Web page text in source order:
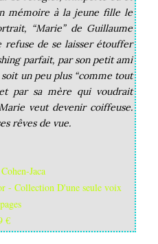
mémoire à la jeune fille le
“Marie” de Guillaume
de se laisser étouffer
parfait, par son petit ami
un peu plus “comme tout
par sa mère qui voudrait
veut devenir coiffeuse.
rêves de vue.
Jaca
- Collection D'une seule voix
€